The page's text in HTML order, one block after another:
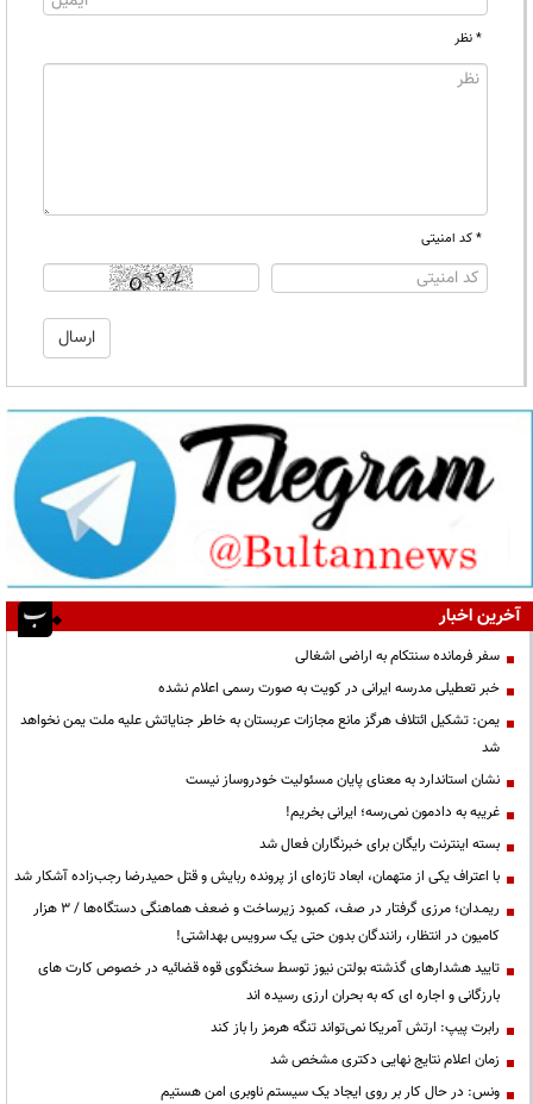
* نظر
* کد امنیتی
آخرین اخبار
سفر فرمانده سنتکام به اراضی اشغالی
خبر تعطیلی مدرسه ایرانی در کویت به صورت رسمی اعلام نشده
یمن: تشکیل ائتلاف هرگز مانع مجازات عربستان به خاطر جنایاتش علیه ملت یمن نخواهد
شد
نشان استاندارد به معنای پایان مسئولیت خودروساز نیست
غریبه به دادمون نمی‌رسه؛ ایرانی بخریم!
بسته اینترنت رایگان برای خبرنگاران فعال شد
با اعتراف یکی از متهمان، ابعاد تازه‌ای از پرونده ربایش و قتل حمیدرضا رجب‌زاده آشکار شد
ریمـدان؛ مرزی گرفتار در صف، کمبود زیرساخت و ضعف هماهنگی دستگاه‌ها / ۳ هزار
کامیون در انتظار، رانندگان بدون حتی یک سرویس بهداشتی!
تایید هشدارهای گذشته بولتن نیوز توسط سخنگوی قوه قضائیه در خصوص کارت های
بارزگانی و اجاره ای که به بحران ارزی رسیده اند
رابرت پیپ: ارتش آمریکا نمی‌تواند تنگه هرمز را باز کند
زمان اعلام نتایج نهایی دکتری مشخص شد
ونس: در حال کار بر روی ایجاد یک سیستم ناوبری امن هستیم